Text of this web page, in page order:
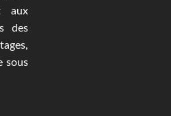
aux
des
sous